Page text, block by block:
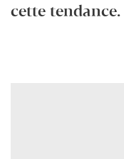
cette tendance.